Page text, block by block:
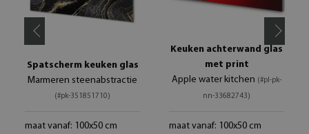
Spatscherm keuken glas
Marmeren steenabstractie
(#pk-351851710)
maat vanaf: 100x50 cm
Keuken achterwand glas
met print
Apple water kitchen (#pl-pk-
nn-33682743)
maat vanaf: 100x50 cm